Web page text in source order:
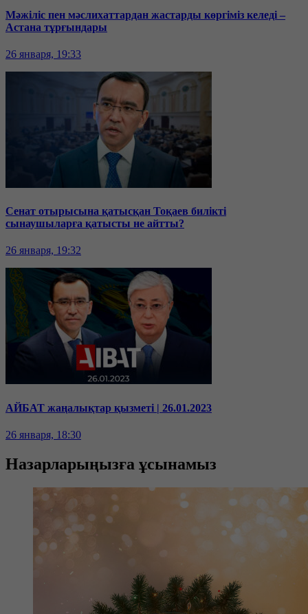
Мәжіліс пен мәслихаттардан жастарды көргіміз келеді –
Астана тұрғындары
26 января, 19:33
Сенат отырысына қатысқан Тоқаев билікті
сынаушыларға қатысты не айтты?
26 января, 19:32
АЙБАТ жаңалықтар қызметі | 26.01.2023
26 января, 18:30
Назарларыңызға ұсынамыз